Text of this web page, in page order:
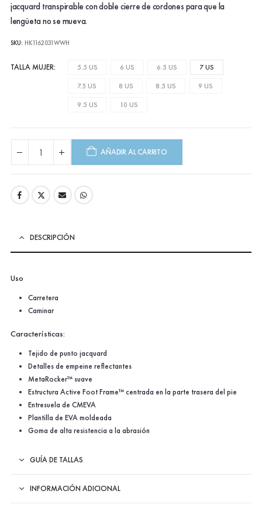
jacquard transpirable con doble cierre de cordones para que la
lengüeta no se mueva.
SKU: HK1162031WWH
TALLA MUJER 5.5 US 6 US 6.5 US
7 US
7.5 US
8 US 8.5 US
9 US
9.5 US
10 US
AÑADIR AL CARRITO
DESCRIPCIÓN
Uso
Carretera
Caminar
Características:
Tejido de punto jacquard
Detalles de empeine reflectantes
MetaRocker™ suave
Estructura Active Foot Frame™ centrada en la parte trasera del pie
Entresuela de CMEVA
Plantilla de EVA moldeada
Goma de alta resistencia a la abrasión
GUÍA DE TALLAS
INFORMACIÓN ADICIONAL